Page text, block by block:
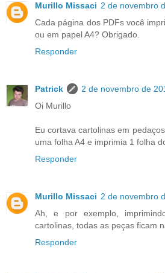
Murillo Missaci 2 de novembro
Cada página dos PDFs você
ou em papel A4? Obrigado.
Responder
Patrick
2 de novembro de
Oi Murillo
Eu cortava cartolinas em
uma folha A4 e imprimia 1 folha
Responder
Murillo Missaci 2 de novembro
Ah, e por exemplo,
cartolinas, todas as peças ficam
Responder